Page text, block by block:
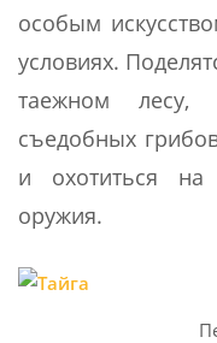
особым
условиях.
таежном лесу,
съедобных
и охотиться
оружия.